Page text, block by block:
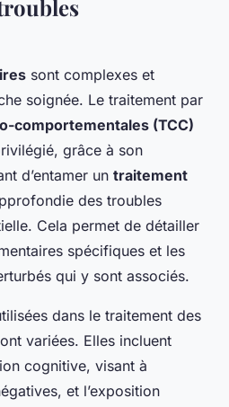
sont complexes et
soignée. Le traitement par
comportementales (TCC)
grâce à son
d’entamer un traitement
des troubles
Cela permet de détailler
spécifiques et les
qui y sont associés.
dans le traitement des
variées. Elles incluent
cognitive, visant à
et l’exposition